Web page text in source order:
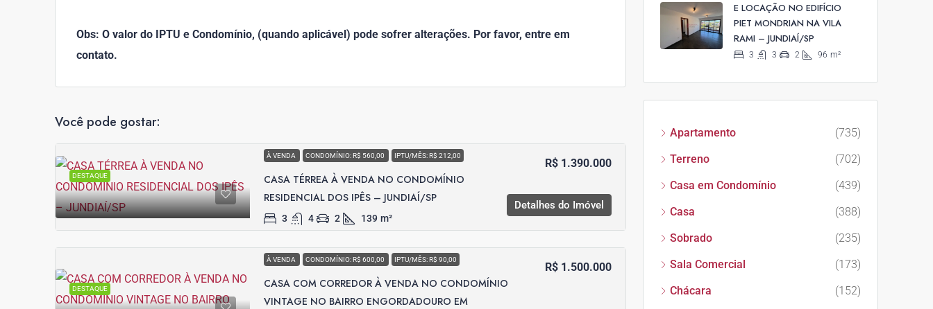
Obs: O valor do IPTU e Condomínio, (quando aplicável) pode sofrer alterações. Por favor, entre em
contato.
Você pode gostar:
DESTAQUE
À VENDA CONDOMÍNIO: R$ 560,00 IPTU/MÊS: R$ 212,00
CASA TÉRREA À VENDA NO CONDOMÍNIO
RESIDENCIAL DOS IPÊS – JUNDIAÍ/SP
R$ 1.390.000
3 4 2 139 m²
Detalhes do Imóvel
DESTAQUE
À VENDA CONDOMÍNIO: R$ 600,00 IPTU/MÊS: R$ 90,00
CASA COM CORREDOR À VENDA NO CONDOMÍNIO
VINTAGE NO BAIRRO ENGORDADOURO EM
R$ 1.500.000
E LOCAÇÃO NO EDIFÍCIO
PIET MONDRIAN NA VILA
RAMI – JUNDIAÍ/SP
3 3 2 96 m²
Apartamento
(735)
Terreno
(702)
Casa em Condomínio
(439)
Casa
(388)
Sobrado
(235)
Sala Comercial
(173)
Chácara
(152)